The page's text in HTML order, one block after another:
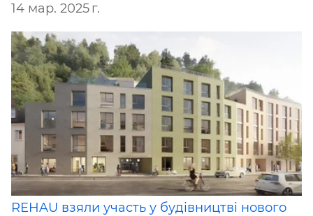
14 мар. 2025 г.
REHAU взяли участь у будівництві нового